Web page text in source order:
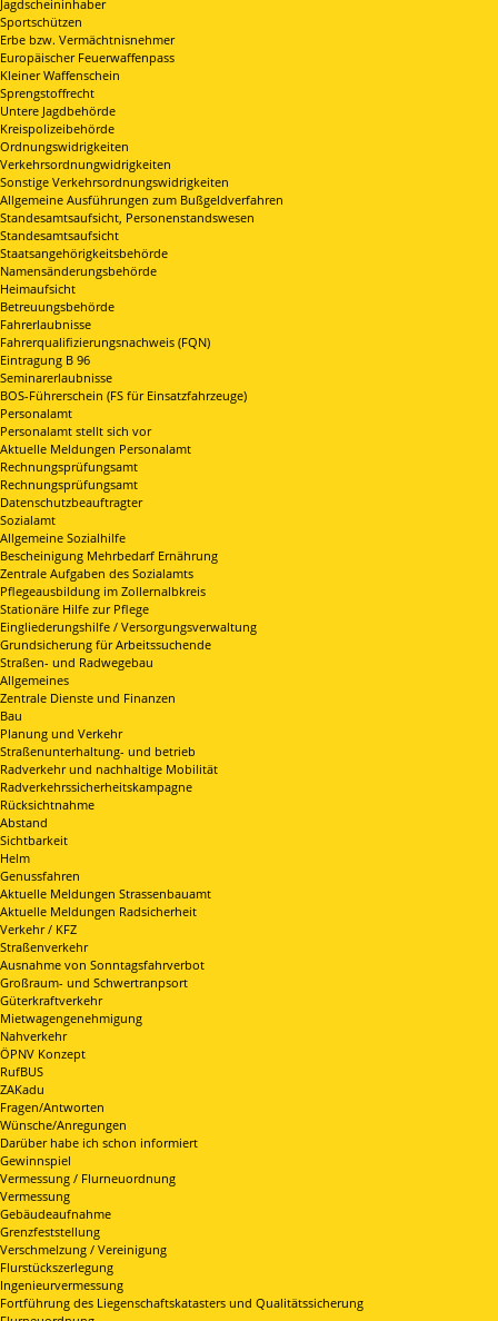
Jagdscheininhaber
Sportschützen
Erbe bzw. Vermächtnisnehmer
Europäischer Feuerwaffenpass
Kleiner Waffenschein
Sprengstoffrecht
Untere Jagdbehörde
Kreispolizeibehörde
Ordnungswidrigkeiten
Verkehrsordnungwidrigkeiten
Sonstige Verkehrsordnungswidrigkeiten
Allgemeine Ausführungen zum Bußgeldverfahren
Standesamtsaufsicht, Personenstandswesen
Standesamtsaufsicht
Staatsangehörigkeitsbehörde
Namensänderungsbehörde
Heimaufsicht
Betreuungsbehörde
Fahrerlaubnisse
Fahrerqualifizierungsnachweis (FQN)
Eintragung B 96
Seminarerlaubnisse
BOS-Führerschein (FS für Einsatzfahrzeuge)
Personalamt
Personalamt stellt sich vor
Aktuelle Meldungen Personalamt
Rechnungsprüfungsamt
Rechnungsprüfungsamt
Datenschutzbeauftragter
Sozialamt
Allgemeine Sozialhilfe
Bescheinigung Mehrbedarf Ernährung
Zentrale Aufgaben des Sozialamts
Pflegeausbildung im Zollernalbkreis
Stationäre Hilfe zur Pflege
Eingliederungshilfe / Versorgungsverwaltung
Grundsicherung für Arbeitssuchende
Straßen- und Radwegebau
Allgemeines
Zentrale Dienste und Finanzen
Bau
Planung und Verkehr
Straßenunterhaltung- und betrieb
Radverkehr und nachhaltige Mobilität
Radverkehrssicherheitskampagne
Rücksichtnahme
Abstand
Sichtbarkeit
Helm
Genussfahren
Aktuelle Meldungen Strassenbauamt
Aktuelle Meldungen Radsicherheit
Verkehr / KFZ
Straßenverkehr
Ausnahme von Sonntagsfahrverbot
Großraum- und Schwertranpsort
Güterkraftverkehr
Mietwagengenehmigung
Nahverkehr
ÖPNV Konzept
RufBUS
ZAKadu
Fragen/Antworten
Wünsche/Anregungen
Darüber habe ich schon informiert
Gewinnspiel
Vermessung / Flurneuordnung
Vermessung
Gebäudeaufnahme
Grenzfeststellung
Verschmelzung / Vereinigung
Flurstückszerlegung
Ingenieurvermessung
Fortführung des Liegenschaftskatasters und Qualitätssicherung